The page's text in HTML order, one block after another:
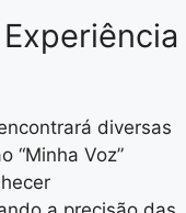
diversas
“Minha Voz”